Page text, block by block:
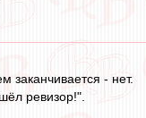
заканчивается - нет.
ревизор!".